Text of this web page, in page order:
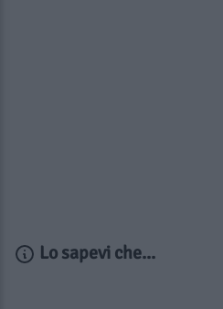
Lo sapevi che...